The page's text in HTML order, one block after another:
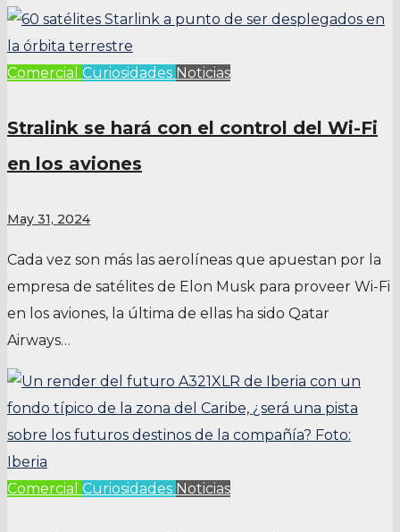
Comercial Curiosidades Noticias
Stralink se hará con el control del Wi-Fi
en los aviones
May 31, 2024
Cada vez son más las aerolíneas que apuestan por la
empresa de satélites de Elon Musk para proveer Wi-Fi
en los aviones, la última de ellas ha sido Qatar
Airways…
Comercial Curiosidades Noticias